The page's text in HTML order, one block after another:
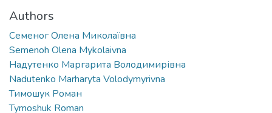
Authors
Семеног Олена Миколаївна
Semenoh Olena Mykolaivna
Надутенко Маргарита Володимирівна
Nadutenko Marharyta Volodymyrivna
Тимошук Роман
Tymoshuk Roman